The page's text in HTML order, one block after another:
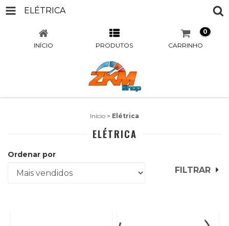
ELÉTRICA
INÍCIO PRODUTOS CARRINHO
0
Início > Elétrica
ELÉTRICA
Ordenar por
FILTRAR